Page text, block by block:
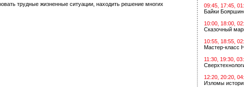
трудные жизненные ситуации, находить решение многих
09:45, 17:45,
Байки
10:00, 18:00,
Сказочный
10:55, 18:55,
Мастер-класс
11:30, 19:30,
12:20, 20:20,
Изломы